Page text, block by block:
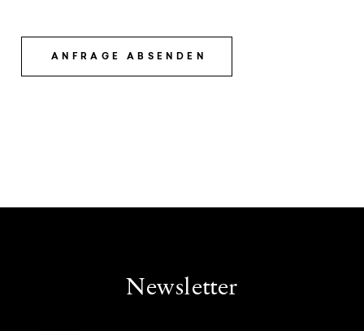
ANFRAGE ABSENDEN
Newsletter